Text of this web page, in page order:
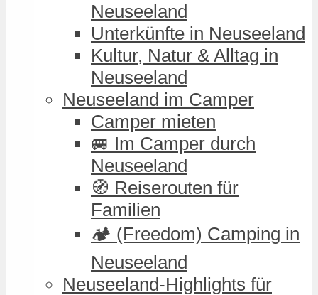
Neuseeland
Unterkünfte in Neuseeland
Kultur, Natur & Alltag in
Neuseeland
Neuseeland im Camper
Camper mieten
🚐 Im Camper durch
Neuseeland
🧭 Reiserouten für
Familien
🏕️ (Freedom) Camping in
Neuseeland
Neuseeland-Highlights für